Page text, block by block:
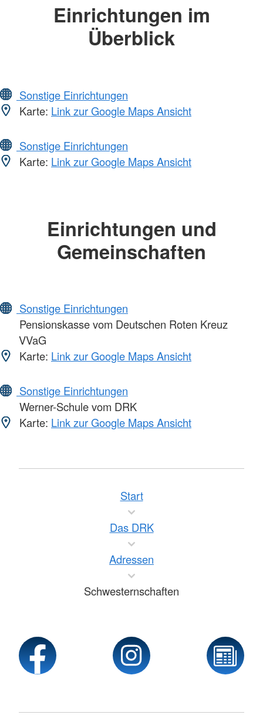
Einrichtungen im
Überblick
Sonstige Einrichtungen
Karte: Link zur Google Maps Ansicht
Sonstige Einrichtungen
Karte: Link zur Google Maps Ansicht
Einrichtungen und
Gemeinschaften
Sonstige Einrichtungen
Pensionskasse vom Deutschen Roten Kreuz
VVaG
Karte: Link zur Google Maps Ansicht
Sonstige Einrichtungen
Werner-Schule vom DRK
Karte: Link zur Google Maps Ansicht
Start
Das DRK
Adressen
Schwesternschaften